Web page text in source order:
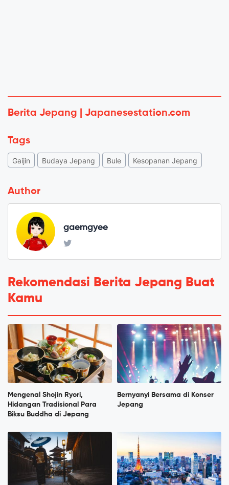
Berita Jepang | Japanesestation.com
Tags
Gaijin Budaya Jepang Bule Kesopanan Jepang
Author
gaemgyee
Rekomendasi Berita Jepang Buat
Kamu
Mengenal Shojin Ryori,
Hidangan Tradisional Para
Biksu Buddha di Jepang
Bernyanyi Bersama di Konser
Jepang